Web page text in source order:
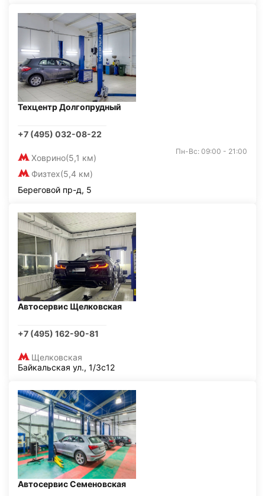
Техцентр Долгопрудный
+7 (495) 032-08-22
Ховрино(5,1 км)
Физтех(5,4 км)
Пн-Вс: 09:00 - 21:00
Береговой пр-д, 5
Автосервис Щелковская
+7 (495) 162-90-81
Щелковская
Байкальская ул., 1/3с12
Автосервис Семеновская